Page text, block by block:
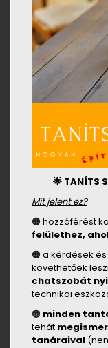
🌟 TANÍTS
Mit jelent ez?
🟠 hozzáférést
felülethez,
🟠 a kérdések
követhetőek
chatszobát
technikai
🟠 minden
tehát
tanáraival